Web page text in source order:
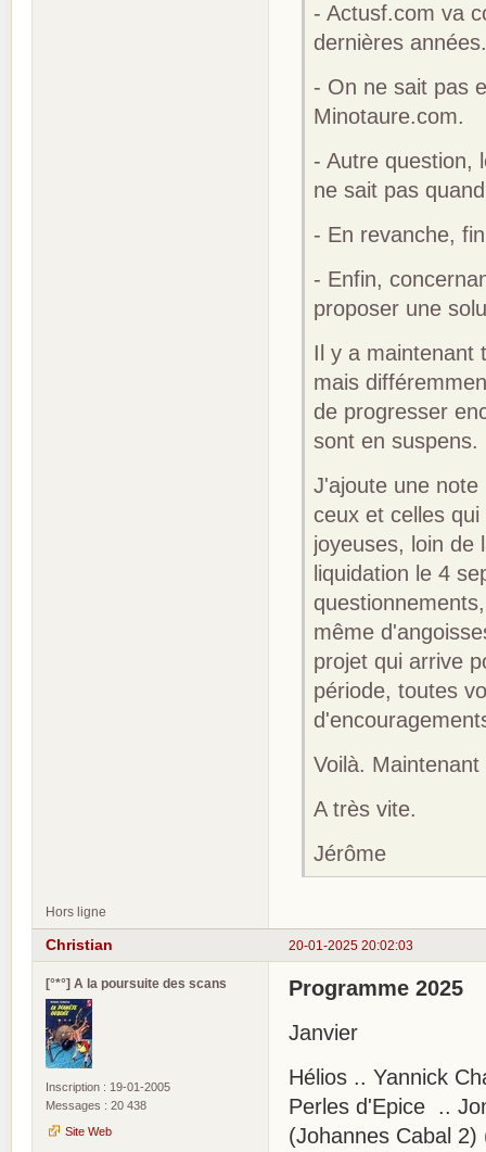
- Actusf.com va
dernières
- On ne sait pas
Minotaure.com.
- Autre question,
ne sait pas
- En revanche,
- Enfin,
proposer une
Il y a maintenant
mais
de progresser
sont en
J'ajoute une
ceux et celles
joyeuses, loin de
liquidation le 4
même
projet qui arrive
période, toutes
Voilà.
A très vite.
Jérôme
Hors ligne
20-01-2025 20:02:03
Christian
[°*°] A la poursuite des scans
Inscription : 19-01-2005
Messages : 20 438
Site Web
Programme 2025
Janvier
Hélios .. Yannick
Perles d'Epice ..
(Johannes Cabal